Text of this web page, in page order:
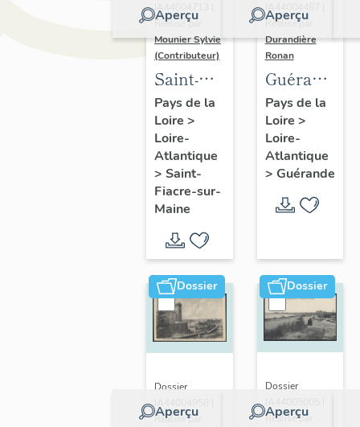
Aperçu
IA44004713 |
Réalisé par
Mounier Sylvie
(Contributeur)
Saint-
Fiacre-
sur-
Maine :
présentation
de
l'opération
d'inventaire
Pays de la
Loire >
Loire-
Atlantique
> Saint-
Fiacre-sur-
Maine
Aperçu
IA44004487 |
Réalisé par
Durandière
Ronan
Guérande
:
de la
commune
et de
l'aire
Pays de la
Loire >
Loire-
Atlantique
> Guérande
Dossier
Aperçu
Dossier
Réalisé par
Dossier
Aperçu
Dossier
Réalisé par